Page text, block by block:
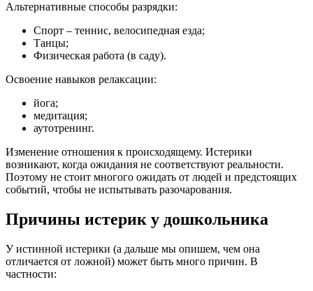
Альтернативные способы разрядки:
Спорт – теннис, велосипедная езда;
Танцы;
Физическая работа (в саду).
Освоение навыков релаксации:
йога;
медитация;
аутотренинг.
Изменение отношения к происходящему. Истерики
возникают, когда ожидания не соответствуют реальности.
Поэтому не стоит многого ожидать от людей и предстоящих
событий, чтобы не испытывать разочарования.
Причины истерик у дошкольника
У истинной истерики (а дальше мы опишем, чем она
отличается от ложной) может быть много причин. В
частности: